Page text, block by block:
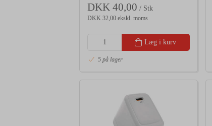
DKK 40,00 / Stk
DKK 32,00 ekskl. moms
Læg i kurv
5 på lager